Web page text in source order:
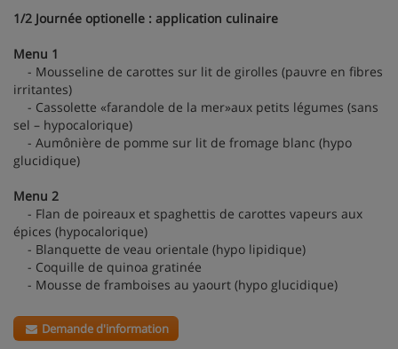
1/2 Journée optionelle : application culinaire
Menu 1
- Mousseline de carottes sur lit de girolles (pauvre en fibres
irritantes)
- Cassolette «farandole de la mer»aux petits légumes (sans
sel – hypocalorique)
- Aumônière de pomme sur lit de fromage blanc (hypo
glucidique)
Menu 2
- Flan de poireaux et spaghettis de carottes vapeurs aux
épices (hypocalorique)
- Blanquette de veau orientale (hypo lipidique)
- Coquille de quinoa gratinée
- Mousse de framboises au yaourt (hypo glucidique)
Demande d'information